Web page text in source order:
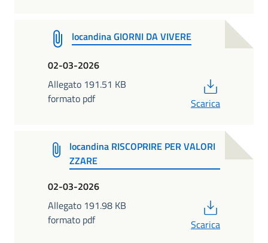
locandina GIORNI DA VIVERE
02-03-2026
Allegato 191.51 KB
formato pdf
Scarica
locandina RISCOPRIRE PER VALORI
ZZARE
02-03-2026
Allegato 191.98 KB
formato pdf
Scarica